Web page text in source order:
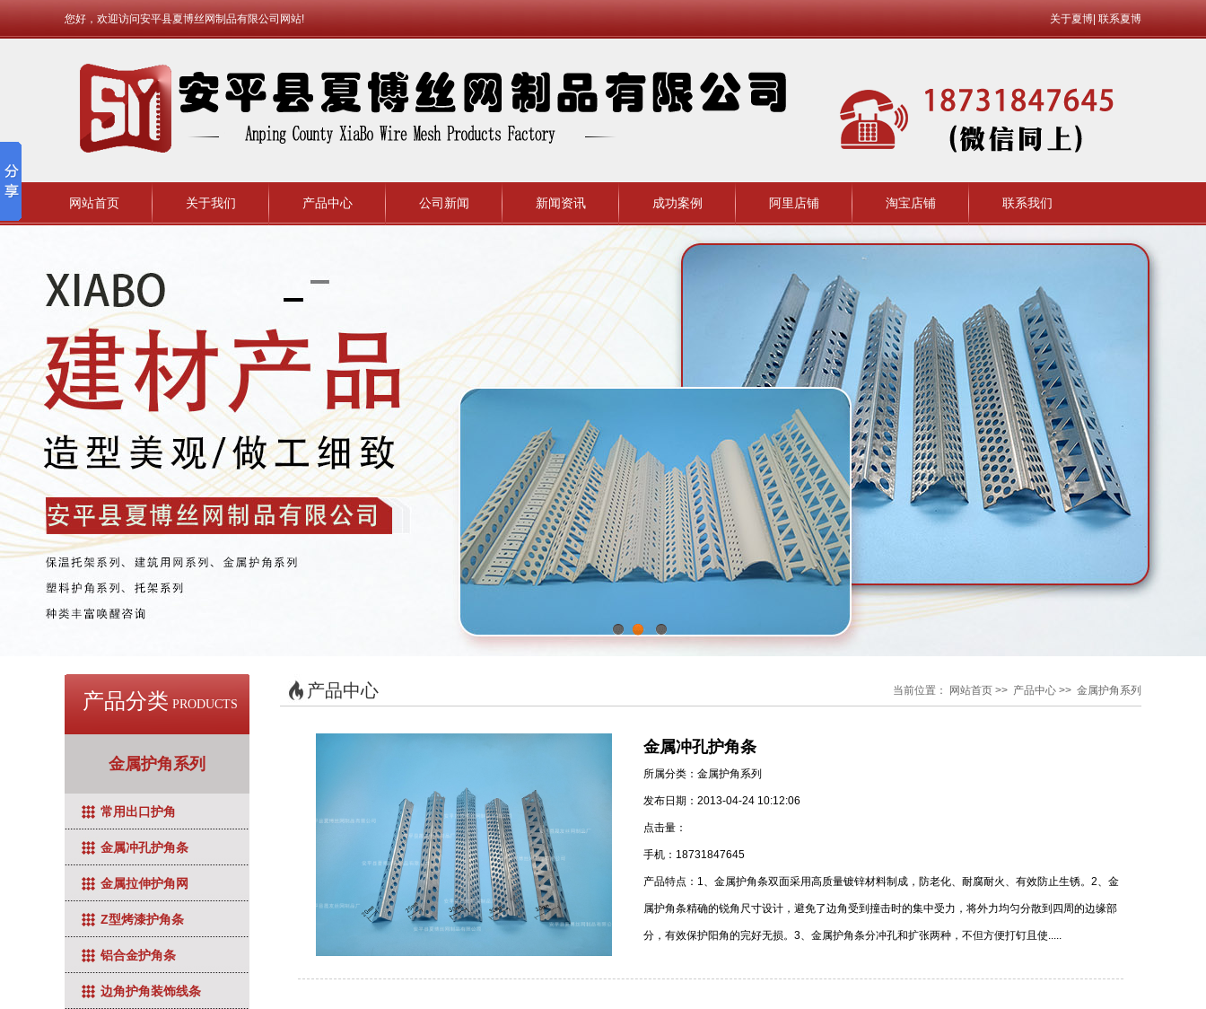
您好，欢迎访问安平县夏博丝网制品有限公司网站! 关于夏博 联系夏博
网站首页 关于我们 产品中心 公司新闻 新闻资讯 成功案例 阿里店铺 淘宝店铺 联系我们
1 2 3
产品分类 PRODUCTS
金属护角系列
常用出口护角
金属冲孔护角条
金属拉伸护角网
Z型烤漆护角条
铝合金护角条
边角护角装饰线条
产品中心 当前位置： 网站首页 >> 产品中心 >> 金属护角系列
金属冲孔护角条
所属分类：金属护角系列
发布日期：2013-04-24 10:12:06
点击量：
手机：18731847645
产品特点：1、金属护角条双面采用高质量镀锌材料制成，防老化、耐腐耐火、有效防止生锈。2、金
属护角条精确的锐角尺寸设计，避免了边角受到撞击时的集中受力，将外力均匀分散到四周的边缘部
分，有效保护阳角的完好无损。3、金属护角条分冲孔和扩张两种，不但方便打钉且使.....